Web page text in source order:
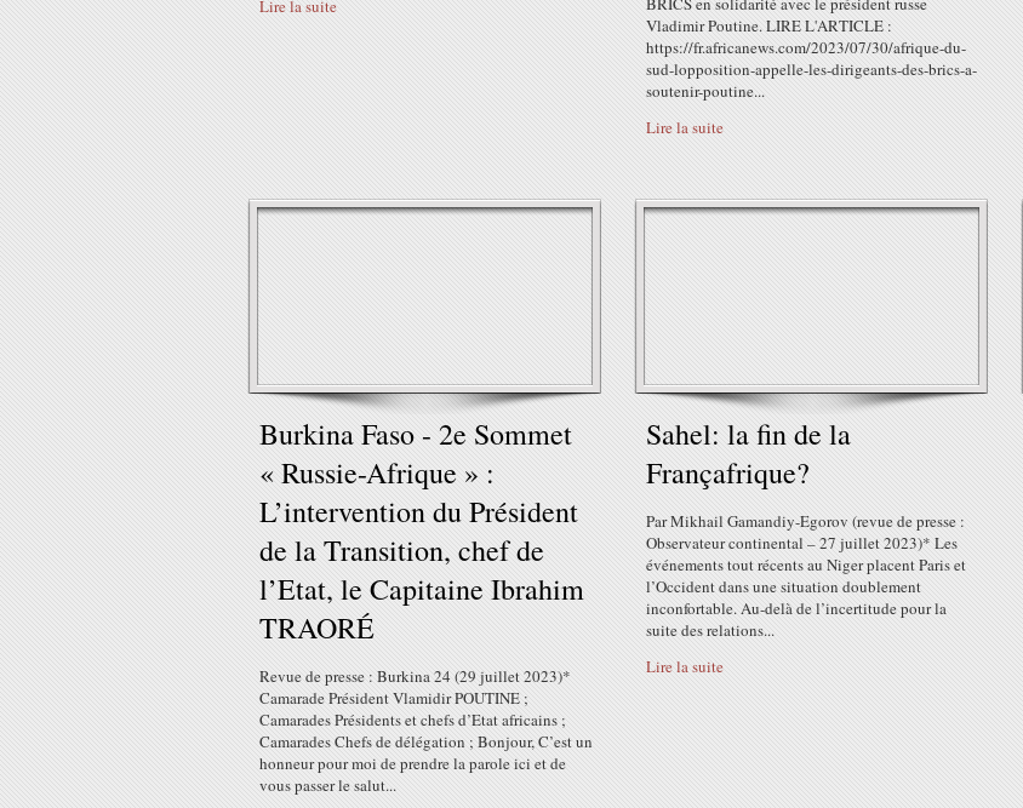
Lire la suite
Vladimir Poutine. LIRE L'ARTICLE :
https://fr.africanews.com/2023/07/30/afrique-du-
sud-lopposition-appelle-les-dirigeants-des-brics-a-
soutenir-poutine...
Lire la suite
Burkina Faso - 2e Sommet
« Russie-Afrique » :
L’intervention du Président
de la Transition, chef de
l’Etat, le Capitaine Ibrahim
TRAORÉ
Revue de presse : Burkina 24 (29 juillet 2023)*
Camarade Président Vlamidir POUTINE ;
Camarades Présidents et chefs d’Etat africains ;
Camarades Chefs de délégation ; Bonjour, C’est un
honneur pour moi de prendre la parole ici et de
vous passer le salut...
Sahel: la fin de la
Françafrique?
Par Mikhail Gamandiy-Egorov (revue de presse :
Observateur continental – 27 juillet 2023)* Les
événements tout récents au Niger placent Paris et
l’Occident dans une situation doublement
inconfortable. Au-delà de l’incertitude pour la
suite des relations...
Lire la suite